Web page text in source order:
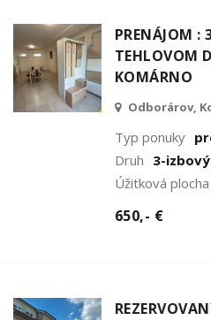
PRENÁJOM :
TEHLOVOM
KOMÁRNO
Odborárov,
Typ ponuky
Druh 3-
Úžitková plocha
650,- €